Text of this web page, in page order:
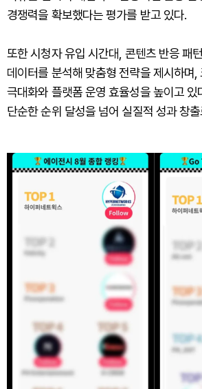
경쟁력을 확보했다는 평가를 받고 있다.
또한 시청자 유입 시간대, 콘텐츠 반응 패
데이터를 분석해 맞춤형 전략을 제시하며,
극대화와 플랫폼 운영 효율성을 높이고 있
단순한 순위 달성을 넘어 실질적 성과 창